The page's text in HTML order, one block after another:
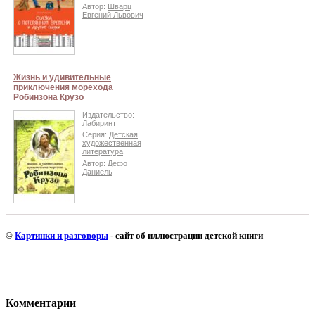
Автор: Шварц
Евгений Львович
Жизнь и удивительные
приключения морехода
Робинзона Крузо
Издательство:
Лабиринт
Серия: Детская
художественная
литература
Автор: Дефо
Даниель
© Картинки и разговоры - сайт об иллюстрации детской книги
Комментарии